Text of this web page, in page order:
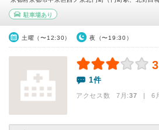
駐車場あり
土曜（〜12:30） 夜（〜19:30）
1件
アクセス数 7月:37 | 6